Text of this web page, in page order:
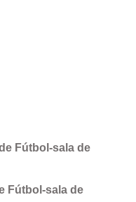
Fútbol-sala de
Fútbol-sala de